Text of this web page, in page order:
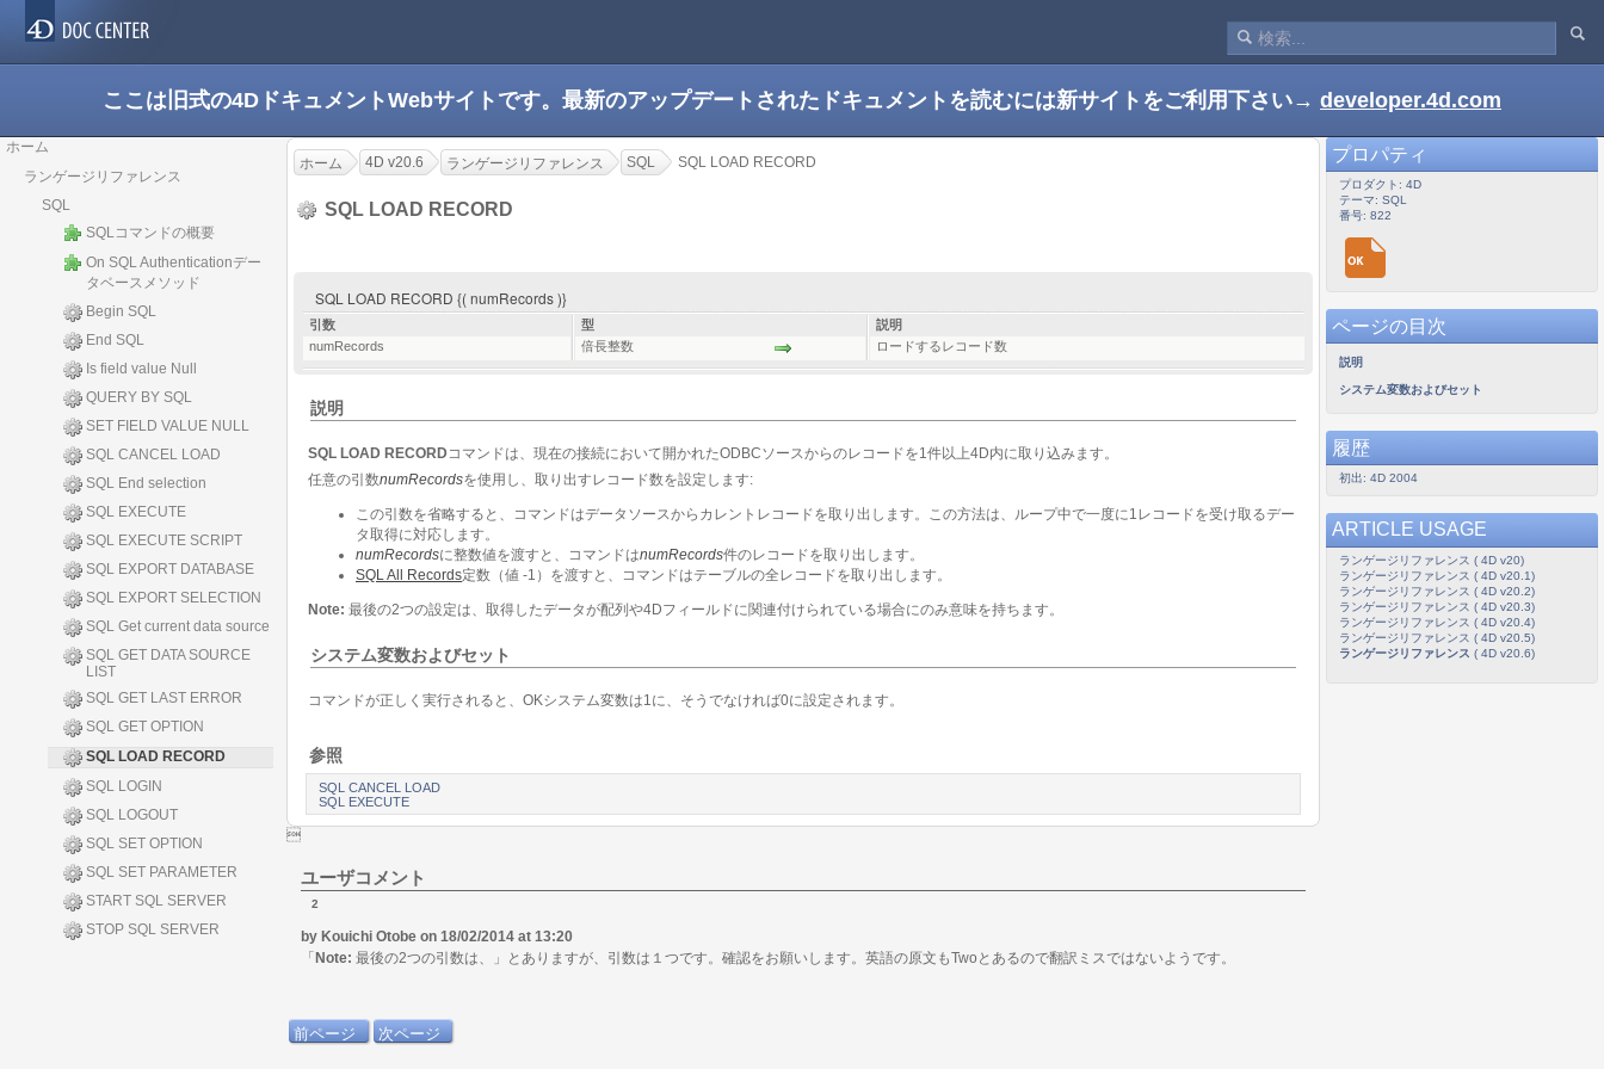
ここは旧式の4DドキュメントWebサイトです。最新のアップデートされたドキュメントを読むには新サイトをご利用下さい→ developer.4d.com
ホーム
ランゲージリファレンス
SQL
SQLコマンドの概要
On SQL Authenticationデー
タベースメソッド
Begin SQL
End SQL
Is field value Null
QUERY BY SQL
SET FIELD VALUE NULL
SQL CANCEL LOAD
SQL End selection
SQL EXECUTE
SQL EXECUTE SCRIPT
SQL EXPORT DATABASE
SQL EXPORT SELECTION
SQL Get current data source
SQL GET DATA SOURCE
LIST
SQL GET LAST ERROR
SQL GET OPTION
SQL LOAD RECORD
SQL LOGIN
SQL LOGOUT
SQL SET OPTION
SQL SET PARAMETER
START SQL SERVER
STOP SQL SERVER
ホーム 4D v20.6 ランゲージリファレンス SQL SQL LOAD RECORD
SQL LOAD RECORD
SQL LOAD RECORD {( numRecords )}
引数 型
説明
numRecords
倍長整数 ロードするレコード数
説明
SQL LOAD RECORD コマンドは、現在の接続において開かれたODBCソースからのレコードを1件以上4D内に取り込みます。
任意の引数numRecordsを使用し、取り出すレコード数を設定します:
この引数を省略すると、コマンドはデータソースからカレントレコードを取り出します。この方法は、ループ中で一度に1レコードを受け取るデー
タ取得に対応します。
numRecordsに整数値を渡すと、コマンドはnumRecords件のレコードを取り出します。
SQL All Records定数（値 -1）を渡すと、コマンドはテーブルの全レコードを取り出します。
Note: 最後の2つの設定は、取得したデータが配列や4Dフィールドに関連付けられている場合にのみ意味を持ちます。
システム変数およびセット
コマンドが正しく実行されると、OKシステム変数は1に、そうでなければ0に設定されます。
参照
SQL CANCEL LOAD
SQL EXECUTE

ユーザコメント
2
by Kouichi Otobe on 18/02/2014 at 13:20
「 Note: 最後の2つの引数は、」とありますが、引数は１つです。確認をお願いします。英語の原文もTwoとあるので翻訳ミスではないようです。
前ページ 次ページ
プロパティ
プロダクト: 4D
テーマ: SQL
番号: 822
ページの目次
説明
システム変数およびセット
履歴
初出: 4D 2004
ARTICLE USAGE
ランゲージリファレンス ( 4D v20)
ランゲージリファレンス ( 4D v20.1)
ランゲージリファレンス ( 4D v20.2)
ランゲージリファレンス ( 4D v20.3)
ランゲージリファレンス ( 4D v20.4)
ランゲージリファレンス ( 4D v20.5)
ランゲージリファレンス ( 4D v20.6)